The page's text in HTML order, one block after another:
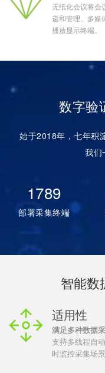
无纸化会议将会
递和管理。多媒
播放显示终端。
数字验
始于2018年，七年积
我们
1789
部署采集终端
智能数
适用性
满足多种数据
支持多线程自
时监控采集场